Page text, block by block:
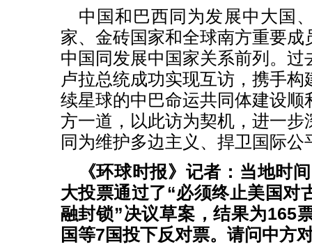
中国和巴西同为发展中大国
家、金砖国家和全球南方重要成
中国同发展中国家关系前列。过
卢拉总统成功实现互访，携手
续星球的中巴命运共同体建设顺
方一道，以此访为契机，进一步
同为维护多边主义、捍卫国际
《环球时报》记者：当地时
大投票通过了“必须终止美国对
融封锁”决议草案，结果为165
国等7国投下反对票。请问中方